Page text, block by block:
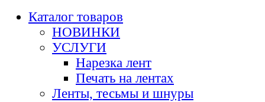
Каталог товаров
НОВИНКИ
УСЛУГИ
Нарезка лент
Печать на лентах
Ленты, тесьмы и шнуры